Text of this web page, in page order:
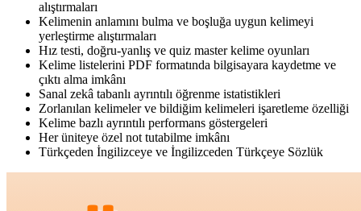
alıştırmaları
Kelimenin anlamını bulma ve boşluğa uygun kelimeyi
yerleştirme alıştırmaları
Hız testi, doğru-yanlış ve quiz master kelime oyunları
Kelime listelerini PDF formatında bilgisayara kaydetme ve
çıktı alma imkânı
Sanal zekâ tabanlı ayrıntılı öğrenme istatistikleri
Zorlanılan kelimeler ve bildiğim kelimeleri işaretleme özelliği
Kelime bazlı ayrıntılı performans göstergeleri
Her üniteye özel not tutabilme imkânı
Türkçeden İngilizceye ve İngilizceden Türkçeye Sözlük